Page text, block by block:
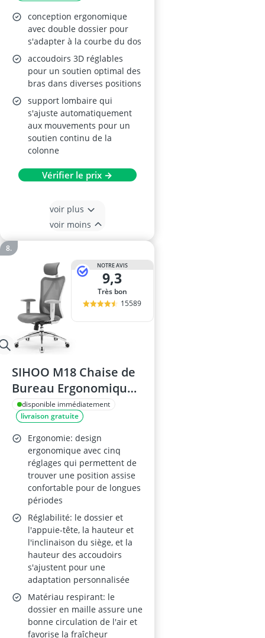
conception ergonomique
avec double dossier pour
s'adapter à la courbe du dos
accoudoirs 3D réglables
pour un soutien optimal des
bras dans diverses positions
support lombaire qui
s'ajuste automatiquement
aux mouvements pour un
soutien continu de la
colonne
Vérifier le prix →
voir plus
voir moins
NOTRE AVIS
9,3
Très bon
15589
SIHOO M18 Chaise de
Bureau Ergonomique
à Dossier Haut, Appui-
tête et Lombaire
Réglables – Pivotante,
Gris Foncé
disponible immédiatement
livraison gratuite
Ergonomie: design
ergonomique avec cinq
réglages qui permettent de
trouver une position assise
confortable pour de longues
périodes
Réglabilité: le dossier et
l'appuie-tête, la hauteur et
l'inclinaison du siège, et la
hauteur des accoudoirs
s'ajustent pour une
adaptation personnalisée
Matériau respirant: le
dossier en maille assure une
bonne circulation de l'air et
favorise la fraîcheur